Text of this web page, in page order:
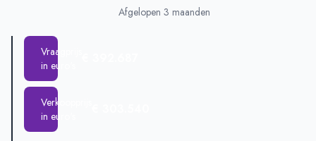
Afgelopen 3 maanden
Vraagprijs
in euro's
Verkoopprijs
in euro's